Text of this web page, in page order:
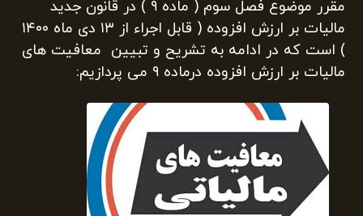
مقرر موضوع فصل سوم ( ماده ۹ ) در قانون جدید
مالیات بر ارزش افزوده ( قابل اجراء از ۱۳ دی ماه ۱۴۰۰
) است که در ادامه به تشریح و تبیین معافیت های
مالیات بر ارزش افزوده درماده ۹ می پردازیم: